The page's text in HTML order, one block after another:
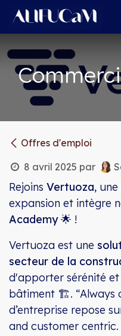
Se rendre au contenu
Offres d'emploi
8 avril 2025 par
Rejoins Vertuoza,
expansion et intègre
Academy🌟 !
Vertuoza est une
secteur de la
d'apporter sérénité
bâtiment 🏗️. “Always
d’entreprise repose
and customer centric.